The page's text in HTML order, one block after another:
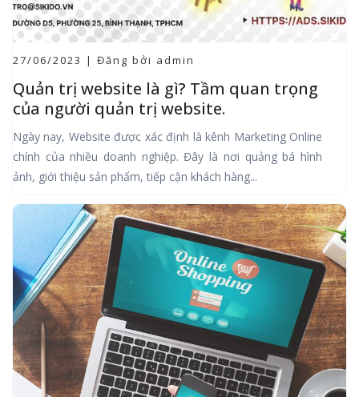
27/06/2023 | Đăng bởi admin
Quản trị website là gì? Tầm quan trọng
của người quản trị website.
Ngày nay, Website được xác định là kênh Marketing Online
chính của nhiều doanh nghiệp. Đây là nơi quảng bá hình
ảnh, giới thiệu sản phẩm, tiếp cận khách hàng...